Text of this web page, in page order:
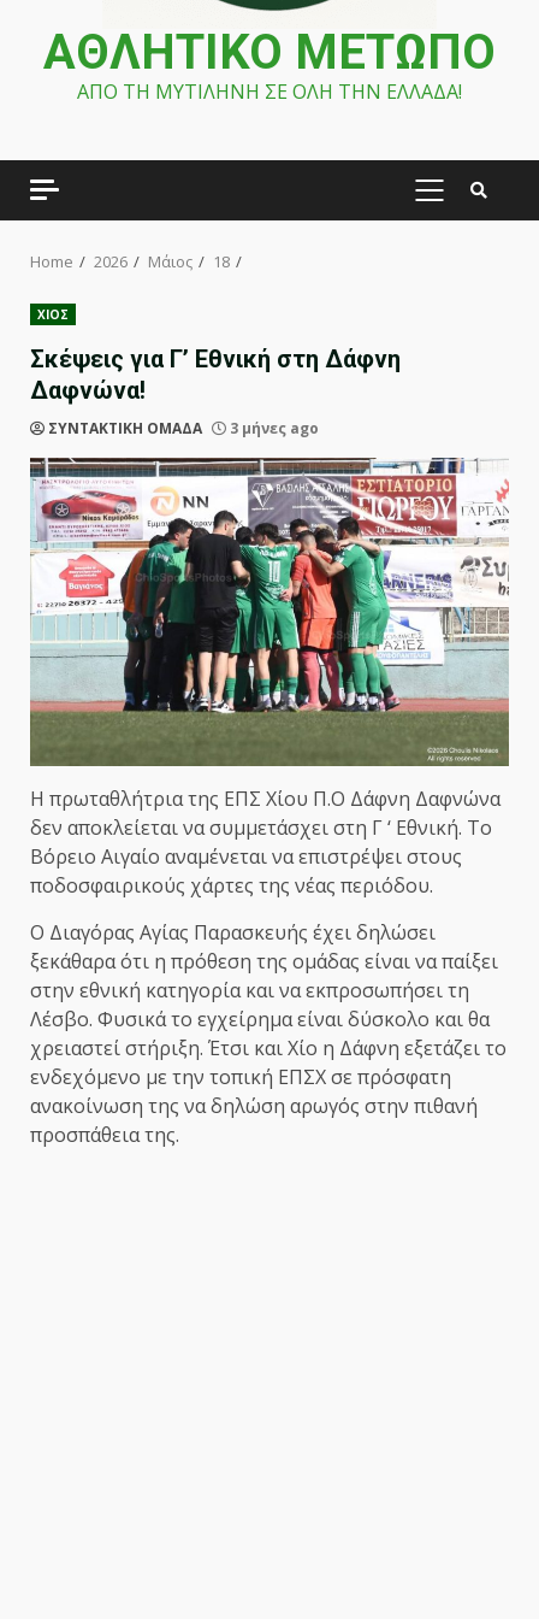
ΑΘΛΗΤΙΚΟ ΜΕΤΩΠΟ
ΑΠΟ ΤΗ ΜΥΤΙΛΗΝΗ ΣΕ ΟΛΗ ΤΗΝ ΕΛΛΑΔΑ!
PRIMARY
Home 2026 Μάιος 18
ΧΙΟΣ
Σκέψεις για Γ’ Εθνική στη Δάφνη
Δαφνώνα!
ΣΥΝΤΑΚΤΙΚΗ ΟΜΑΔΑ 3 μήνες ago
Η πρωταθλήτρια της ΕΠΣ Χίου Π.Ο Δάφνη Δαφνώνα
δεν αποκλείεται να συμμετάσχει στη Γ ‘ Εθνική. Το
Βόρειο Αιγαίο αναμένεται να επιστρέψει στους
ποδοσφαιρικούς χάρτες της νέας περιόδου.
Ο Διαγόρας Αγίας Παρασκευής έχει δηλώσει
ξεκάθαρα ότι η πρόθεση της ομάδας είναι να παίξει
στην εθνική κατηγορία και να εκπροσωπήσει τη
Λέσβο. Φυσικά το εγχείρημα είναι δύσκολο και θα
χρειαστεί στήριξη. Έτσι και Χίο η Δάφνη εξετάζει το
ενδεχόμενο με την τοπική ΕΠΣΧ σε πρόσφατη
ανακοίνωση της να δηλώση αρωγός στην πιθανή
προσπάθεια της.